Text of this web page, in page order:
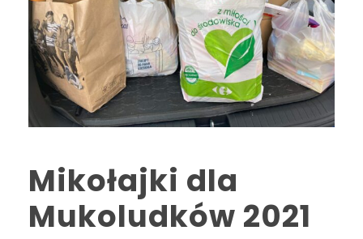
Mikołajki dla
Mukoludków 2021